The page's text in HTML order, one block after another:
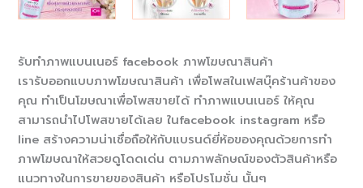
รับทำภาพแบนเนอร์ facebook ภาพโฆษณาสินค้า
เรารับออกแบบภาพโฆษณาสินค้า เพื่อโพสในเฟสบุ๊คร้านค้าของ
คุณ ทำเป็นโฆษณาเพื่อโพสขายได้ ทำภาพแบนเนอร์ ให้คุณ
สามารถนำไปโพสขายได้เลย ในfacebook instagram หรือ
line สร้างความน่าเชื่อถือให้กับแบรนด์ยี่ห้อของคุณด้วยการทำ
ภาพโฆษณาให้สวยดูโดดเด่น ตามภาพลักษณ์ของตัวสินค้าหรือ
แนวทางในการขายของสินค้า หรือโปรโมชั่น นั้นๆ